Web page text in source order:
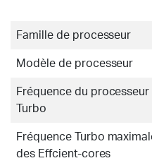
Famille de processeur
Modèle de processeur
Fréquence du processeur
Turbo
Fréquence Turbo
des Effcient-cores